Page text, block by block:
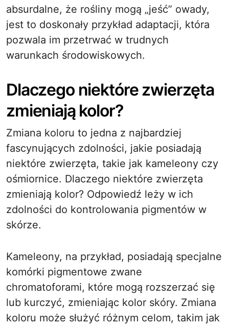
absurdalne, że rośliny mogą „jeść” owady,
jest to doskonały przykład adaptacji, która
pozwala im przetrwać w trudnych
warunkach środowiskowych.
Dlaczego niektóre zwierzęta
zmieniają kolor?
Zmiana koloru to jedna z najbardziej
fascynujących zdolności, jakie posiadają
niektóre zwierzęta, takie jak kameleony czy
ośmiornice. Dlaczego niektóre zwierzęta
zmieniają kolor? Odpowiedź leży w ich
zdolności do kontrolowania pigmentów w
skórze.
Kameleony, na przykład, posiadają specjalne
komórki pigmentowe zwane
chromatoforami, które mogą rozszerzać się
lub kurczyć, zmieniając kolor skóry. Zmiana
koloru może służyć różnym celom, takim jak